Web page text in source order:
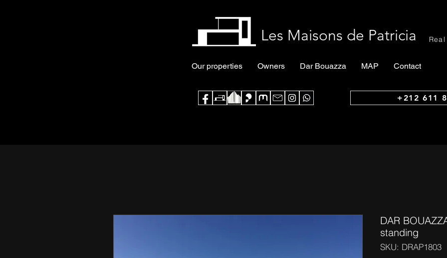
Les Maisons de Patricia
Our properties Owners Dar Bouazza MAP Contact
+212 611
DAR
standing
SKU: DRAP1803